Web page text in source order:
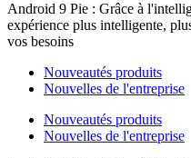
Android 9 Pie : Grâce à
expérience plus intelligente,
vos besoins
Nouveautés produits
Nouvelles de l'entreprise
Nouveautés produits
Nouvelles de l'entreprise